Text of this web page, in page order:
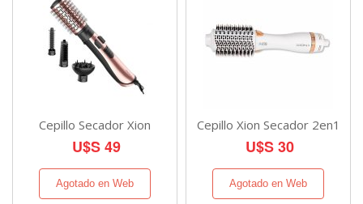
Cepillo Secador Xion
U$S 49
Agotado en Web
Cepillo Xion Secador 2en1
U$S 30
Agotado en Web